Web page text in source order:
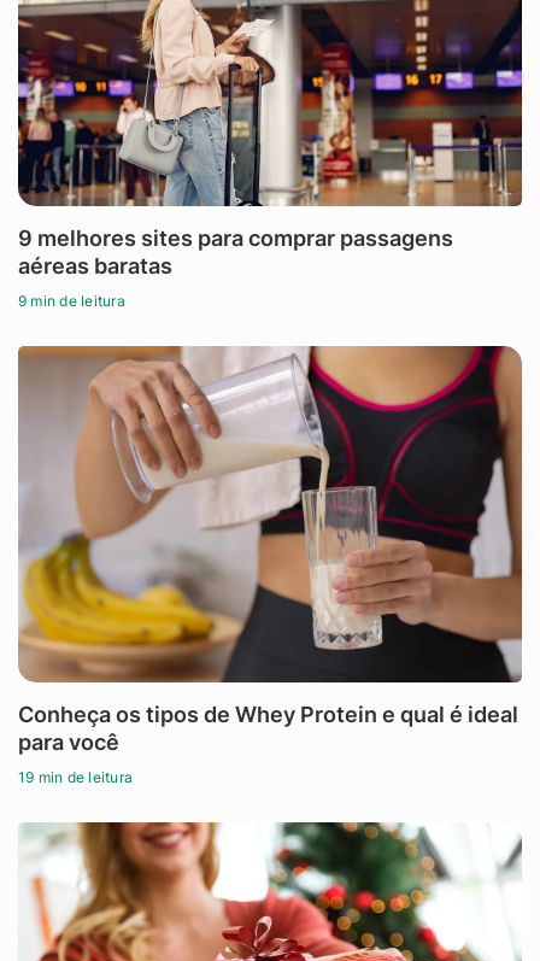
9 melhores sites para comprar passagens
aéreas baratas
9 min de leitura
Conheça os tipos de Whey Protein e qual é ideal
para você
19 min de leitura